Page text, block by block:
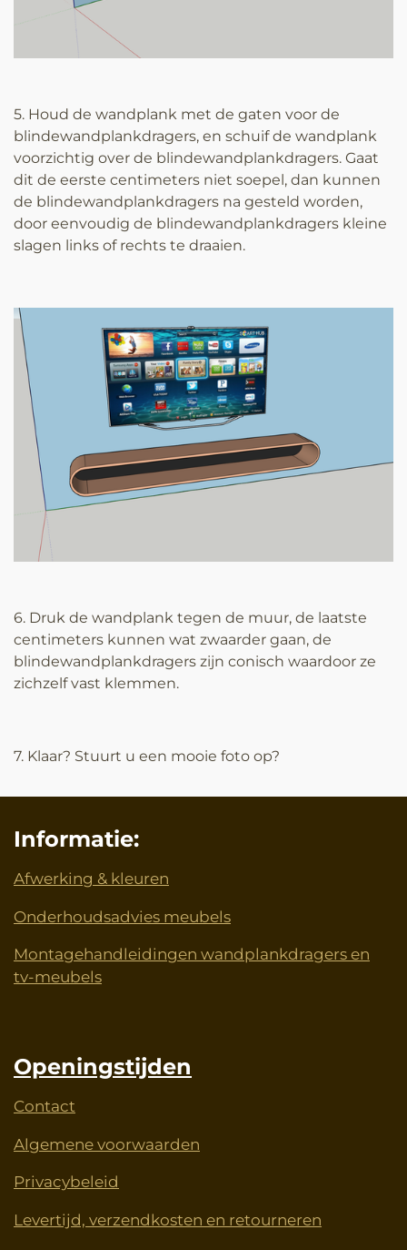
5. Houd de wandplank met de gaten voor de
blindewandplankdragers, en schuif de wandplank
voorzichtig over de blindewandplankdragers. Gaat
dit de eerste centimeters niet soepel, dan kunnen
de blindewandplankdragers na gesteld worden,
door eenvoudig de blindewandplankdragers kleine
slagen links of rechts te draaien.
6. Druk de wandplank tegen de muur, de laatste
centimeters kunnen wat zwaarder gaan, de
blindewandplankdragers zijn conisch waardoor ze
zichzelf vast klemmen.
7. Klaar? Stuurt u een mooie foto op?
Informatie:
Afwerking & kleuren
Onderhoudsadvies meubels
Montagehandleidingen wandplankdragers en
tv-meubels
Openingstijden
Contact
Algemene voorwaarden
Privacybeleid
Levertijd, verzendkosten en retourneren